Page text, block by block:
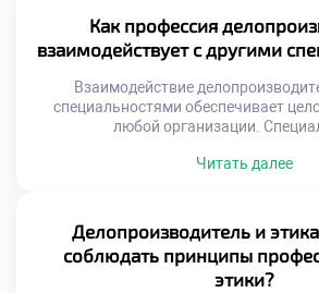
абитуриенты стремятся быстро
техникум для освоения этой
Учебная программа раскрывает
административной работы
Студенты […]
Как профессия
взаимодействует с другими
Взаимодействие
специальностями обеспечивает
любой организации.
между разрозненными отделами. Без
для получения
Образовательная программа
межфункционального
Будущие специалисты учатся
Читать далее
Делопроизводитель и
соблюдать принципы
этики?